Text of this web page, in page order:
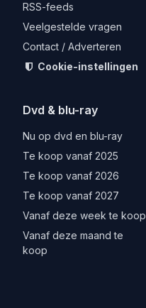
RSS-feeds
Veelgestelde vragen
Contact / Adverteren
Cookie-instellingen
Dvd & blu-ray
Nu op dvd en blu-ray
Te koop vanaf 2025
Te koop vanaf 2026
Te koop vanaf 2027
Vanaf deze week te koop
Vanaf deze maand te
koop